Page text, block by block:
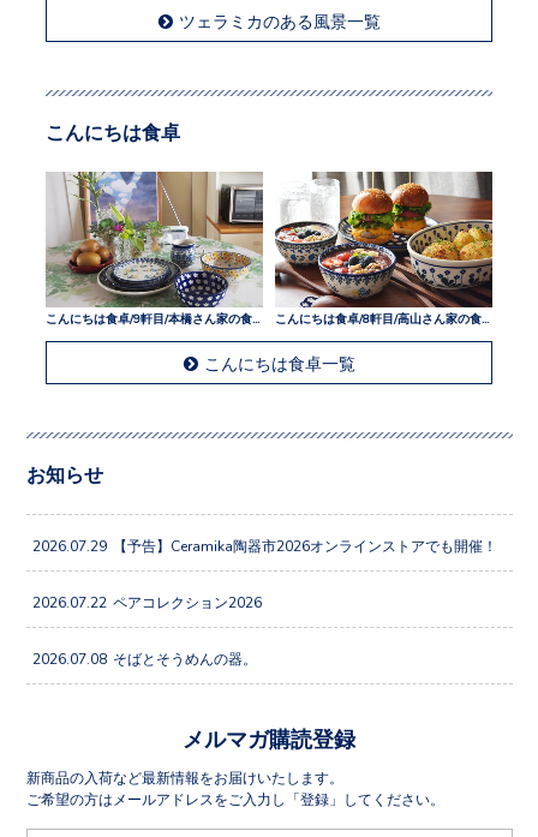
ツェラミカのある風景一覧
こんにちは食卓
こんにちは食卓/9軒目/本橋さん家の食卓
こんにちは食卓一覧
お知らせ
2026.07.29 【予告】Ceramika陶器市2026オンラインストアでも開催！
2026.07.22 ペアコレクション2026
2026.07.08 そばとそうめんの器。
メルマガ購読登録
新商品の入荷など最新情報をお届けいたします。
ご希望の方はメールアドレスをご入力し「登録」してください。